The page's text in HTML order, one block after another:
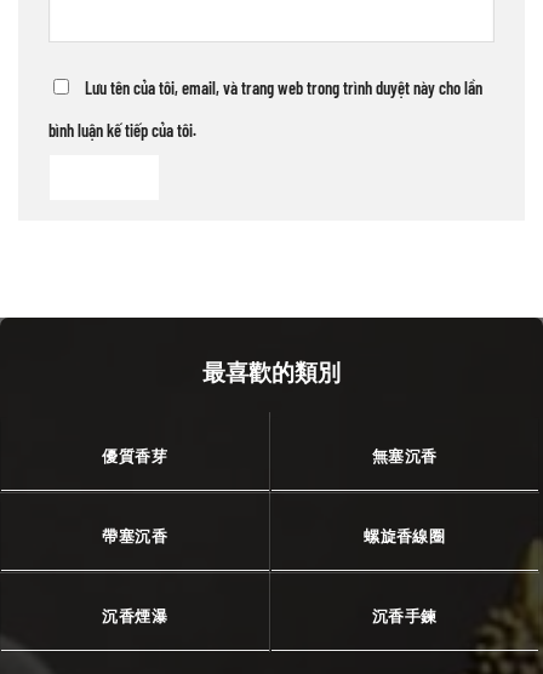
Lưu tên của tôi, email, và trang web trong trình duyệt này cho lần
bình luận kế tiếp của tôi.
最喜歡的類別
優質香芽 無塞沉香
帶塞沉香 螺旋香線圈
沉香煙瀑 沉香手鍊